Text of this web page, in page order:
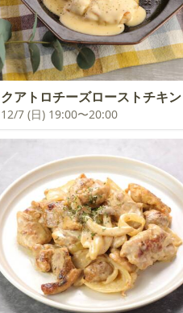
クアトロチーズローストチキン
12/7 (日) 19:00〜20:00